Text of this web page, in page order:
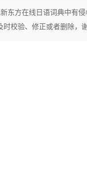
东方在线日语词典中有
校验、修正或者删除，